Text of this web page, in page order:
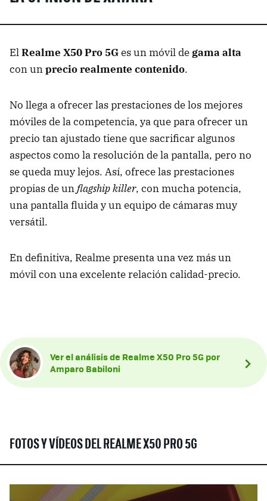
ElRealme X50 Pro 5Ges un móvil de gama alta
con unprecio realmente contenido.
No llega a ofrecer las prestaciones de los mejores
móviles de la competencia, ya que para ofrecer un
precio tan ajustado tiene que sacrificar algunos
aspectos como la resolución de la pantalla, pero no
se queda muy lejos. Así, ofrece las prestaciones
propias de unflagship killer, con mucha potencia,
una pantalla fluida y un equipo de cámaras muy
versátil.
En definitiva, Realme presenta una vez más un
móvil con una excelente relación calidad-precio.
Ver el análisis de Realme X50 Pro 5G por
Amparo Babiloni
FOTOS Y VÍDEOS DEL REALME X50 PRO 5G